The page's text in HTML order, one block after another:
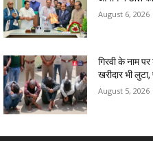
August 6, 2026
गिरवी के नाम
खरीदार भी
August 5, 2026